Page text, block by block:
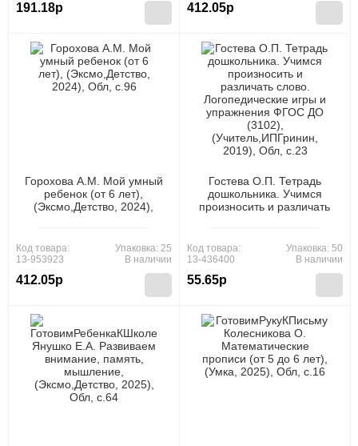
191.18р 412.05р
Горохова А.М. Мой умный
ребенок (от 6 лет),
(Эксмо,Детство, 2024),
Код товара:
13-953923
412.05р
Упаковка: 25
В наличии
Гостева О.П. Тетрадь
дошкольника. Учимся
произносить и различать
ДО (3102),
(Учитель,ИПГринин, 2019),
Код товара:
13-436400
55.65р
Упаковка: 50
В наличии